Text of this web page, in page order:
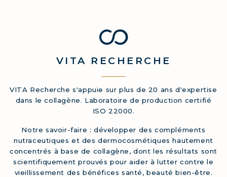
VITA RECHERCHE
VITA Recherche s'appuie sur plus de 20 ans d'expertise
dans le collagène. Laboratoire de production certifié
ISO 22000.
Notre savoir-faire : développer des compléments
nutraceutiques et des dermocosmétiques hautement
concentrés à base de collagène, dont les résultats sont
scientifiquement prouvés pour aider à lutter contre le
vieillissement des bénéfices santé, beauté bien-être.